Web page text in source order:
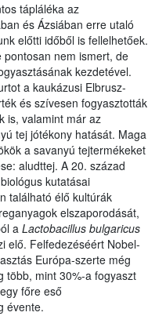
tápláléka az
és Ázsiában erre utaló
előtti időből is fellelhetőek.
nem ismert, de
kezdetével.
a kaukázusi Elbrusz-
és szívesen fogyasztották
is, valamint már az
tej jótékony hatását. Maga
a savanyú tejtermékeket
aludttej. A 20. század
kutatásai
található élő kultúrák
elszaporodását,
a Lactobacillus bulgaricus
elő. Felfedezéséért Nobel-
Európa-szerte még
több, mint 30%-a fogyaszt
főre eső
évente.